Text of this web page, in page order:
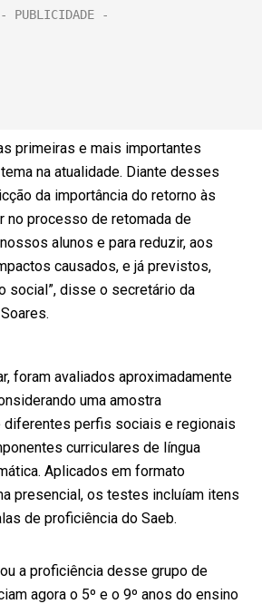
primeiras e mais importantes
na atualidade. Diante desses
da importância do retorno às
no processo de retomada de
alunos e para reduzir, aos
causados, e já previstos,
social”, disse o secretário da
foram avaliados aproximadamente
uma amostra
diferentes perfis sociais e regionais
curriculares de língua
Aplicados em formato
presencial, os testes incluíam itens
de proficiência do Saeb.
a proficiência desse grupo de
agora o 5º e o 9º anos do ensino